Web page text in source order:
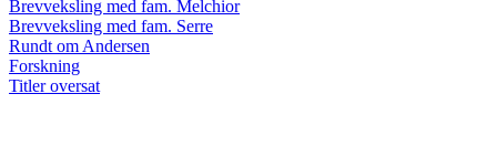
Brevveksling med fam. Melchior
Brevveksling med fam. Serre
Rundt om Andersen
Forskning
Titler oversat